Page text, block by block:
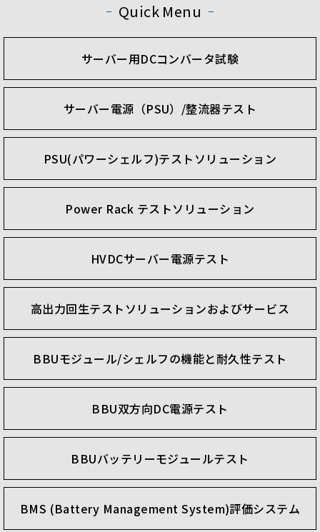
Quick Menu
サーバー用DCコンバータ試験
サーバー電源（PSU）/整流器テスト
PSU(パワーシェルフ)テストソリューション
Power Rack テストソリューション
HVDCサーバー電源テスト
高出力回生テストソリューションおよびサービス
BBUモジュール/シェルフの機能と耐久性テスト
BBU双方向DC電源テスト
BBUバッテリーモジュールテスト
BMS (Battery Management System)評価システム